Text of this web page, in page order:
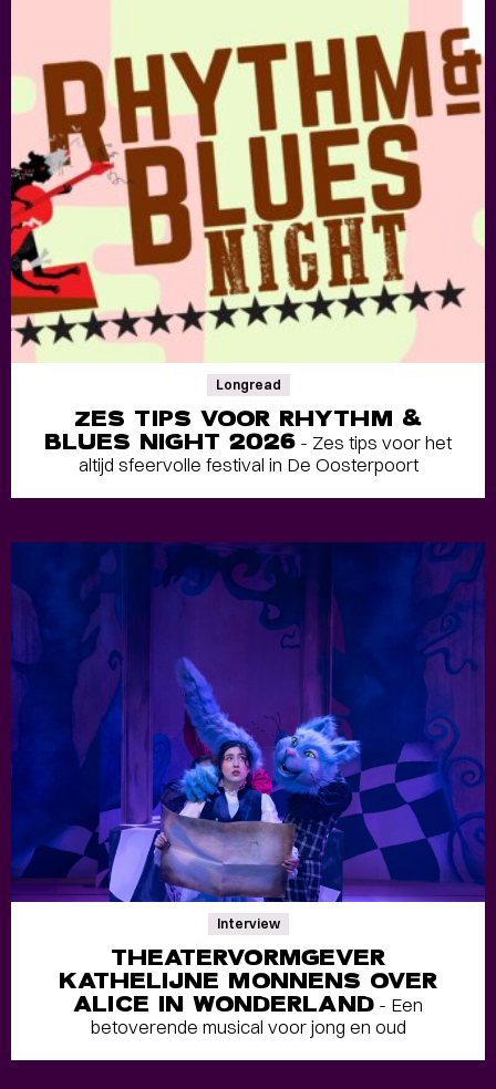
Longread
ZES TIPS VOOR RHYTHM &
BLUES NIGHT 2026 - Zes tips voor het
altijd sfeervolle festival in De Oosterpoort
Interview
THEATERVORMGEVER
KATHELIJNE MONNENS OVER
ALICE IN WONDERLAND- Een
betoverende musical voor jong en oud